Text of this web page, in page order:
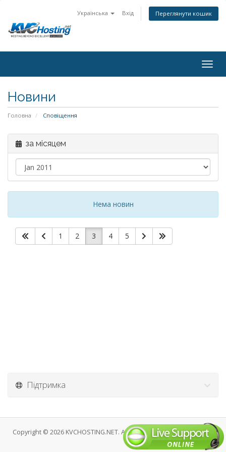
Українська Вхід Переглянути кошик
Новини
Головна Сповіщення
за місяцем
Нема новин
1 2 3 4 5
Підтримка
Copyright © 2026 KVCHOSTING.NET. All Rights Reserved.